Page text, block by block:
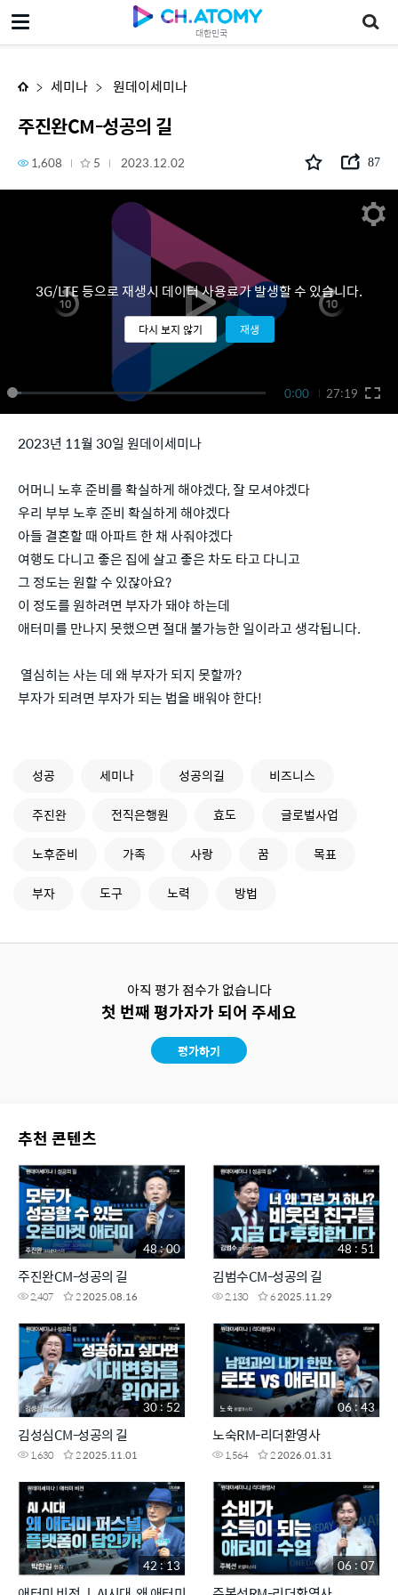
대한민국
주진완CM-성공의 길
세미나 원데이세미나
주진완CM-성공의 길
1,608 5 2023.12.02 87
0:00 27:19
3G/LTE 등으로 재생시 데이터 사용료가 발생할 수 있습니다.
다시 보지 않기 재생
2023년 11월 30일 원데이세미나
어머니 노후 준비를 확실하게 해야겠다, 잘 모셔야겠다
우리 부부 노후 준비 확실하게 해야겠다
아들 결혼할 때 아파트 한 채 사줘야겠다
여행도 다니고 좋은 집에 살고 좋은 차도 타고 다니고
그 정도는 원할 수 있잖아요?
이 정도를 원하려면 부자가 돼야 하는데
애터미를 만나지 못했으면 절대 불가능한 일이라고 생각됩니다.
열심히는 사는 데 왜 부자가 되지 못할까?
부자가 되려면 부자가 되는 법을 배워야 한다!
성공 세미나 성공의길
비즈니스
주진완
전직은행원 효도
글로벌사업
노후준비
가족 사랑 꿈
목표
부자
도구 노력 방법
아직 평가 점수가 없습니다
첫 번째 평가자가 되어 주세요
평가하기
추천 콘텐츠
주진완CM-성공의 길
2,407 22025.08.16
48 : 00
김범수CM-성공의 길
2,130 62025.11.29
48 : 51
김성심CM-성공의 길
1,630 22025.11.01
30 : 52
노숙RM-리더환영사
1,564 22026.01.31
06 : 43
42 : 13 06 : 07